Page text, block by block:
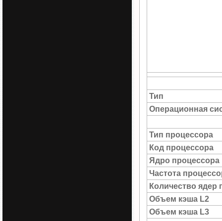
Тип
Операционная
Тип процессора
Код процессора
Ядро процессора
Частота
Количество ядер
Объем кэша L2
Объем кэша L3